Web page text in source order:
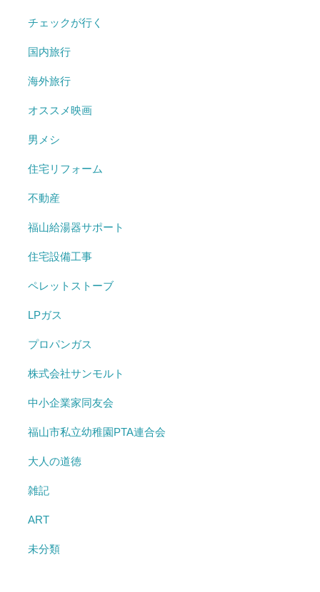
チェックが行く
国内旅行
海外旅行
オススメ映画
男メシ
住宅リフォーム
不動産
福山給湯器サポート
住宅設備工事
ペレットストーブ
LPガス
プロパンガス
株式会社サンモルト
中小企業家同友会
福山市私立幼稚園PTA連合会
大人の道徳
雑記
ART
未分類